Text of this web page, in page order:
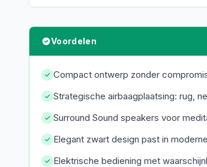
Voordelen
Compact ontwerp zonder
Strategische airbaagplaatsing: rug,
Surround Sound speakers voor
Elegant zwart design past in
Elektrische bediening met